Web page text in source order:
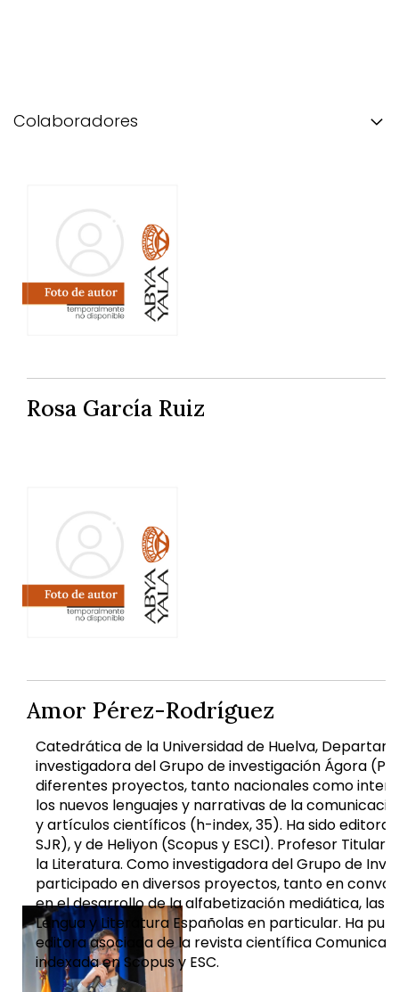
Colaboradores
Rosa García Ruiz
Amor Pérez-Rodríguez
Catedrática de la Universidad de Huelva,
investigadora del Grupo de investigación Ágora
diferentes proyectos, tanto nacionales como
los nuevos lenguajes y narrativas de la
y artículos científicos (h-index, 35). Ha sido editora
SJR), y de Heliyon (Scopus y ESCI). Profesor
la Literatura. Como investigadora del Grupo de
participado en diversos proyectos, tanto en
en el desarrollo de la alfabetización mediática, las
Lengua y Literatura Españolas en particular. Ha
editora asociada de la revista científica Comunicar
indexada en Scopus y ESC.